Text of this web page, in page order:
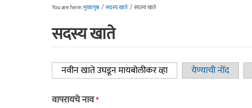
You are here:मुख्यपृष्ठ / सदस्य खाते / सदस्य खाते
सदस्य खाते
Primary tabs
नवीन खाते उघडून मायबोलीकर व्हा(active tab)येण्याची नोंद
वापरायचे नाव*